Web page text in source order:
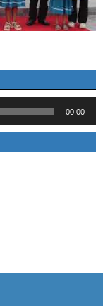
00:00